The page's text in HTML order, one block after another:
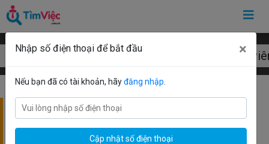
Mẫu CV nhân
Nhập số điện thoại để bắt đầu ×
Nếu bạn đã có tài khoản, hãyđăng nhập
Cập nhật số điện thoại